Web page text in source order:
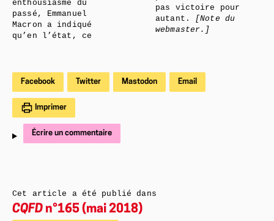
enthousiasme du
passé, Emmanuel
Macron a indiqué
qu’en l’état, ce
pas victoire pour
autant. [Note du
webmaster.]
Facebook Twitter Mastodon Email
Imprimer
Écrire un commentaire
Cet article a été publié dans
CQFD n°165 (mai 2018)